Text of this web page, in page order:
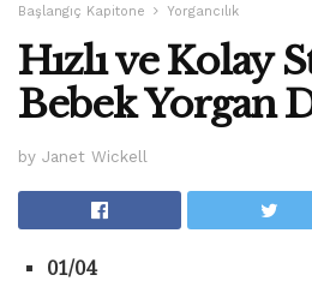
Başlangıç ​​Kapitone Yorgancılık
Hızlı ve Kolay
Bebek Yorgan
by Janet Wickell
01/04